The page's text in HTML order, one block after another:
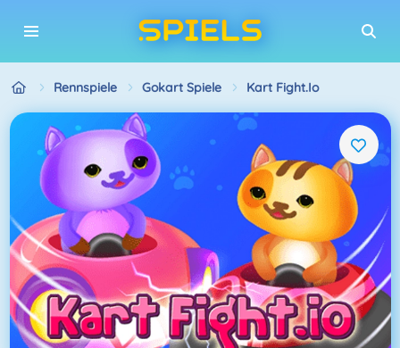
Rennspiele Gokart Spiele Kart Fight.io